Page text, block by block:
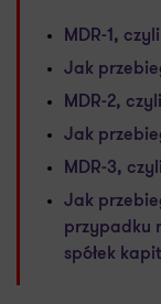
MDR-1,
Jak
MDR-2,
Jak
MDR-3,
Jak
przypadku
spółek